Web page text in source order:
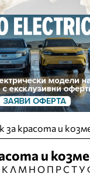
за красота и
и
К Л М Н О П РС ТУ